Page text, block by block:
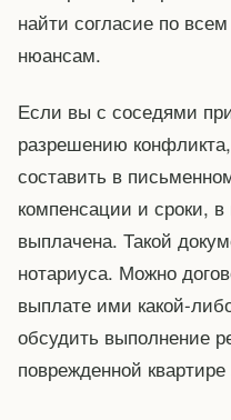
найти согласие по
нюансам.
Если вы с соседями
разрешению
составить в
компенсации и сроки,
выплачена. Такой
нотариуса. Можно
выплате ими какой-
обсудить выполнение
поврежденной